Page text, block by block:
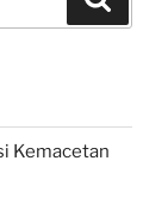
Kemacetan